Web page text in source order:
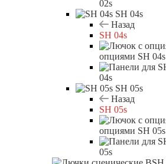
02s
SH 04s
Назад
SH 04s
опциями SH 04s
04s
SH 05s
Назад
SH 05s
опциями SH 05s
05s